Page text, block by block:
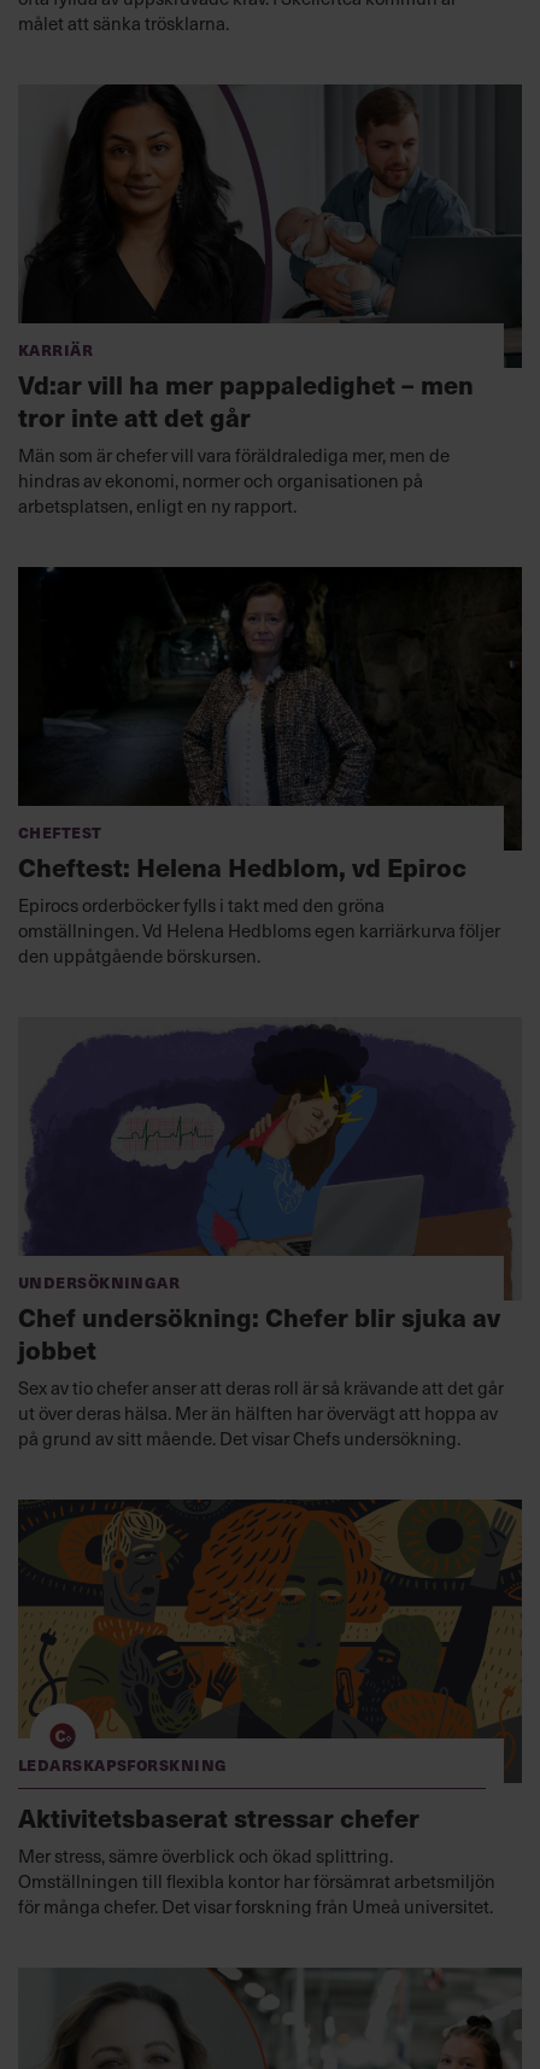
målet att sänka trösklarna.
Karriär
Vd:ar vill ha mer pappaledighet – men
tror inte att det går
Män som är chefer vill vara föräldralediga mer, men de
hindras av ekonomi, normer och organisationen på
arbetsplatsen, enligt en ny rapport.
Cheftest
Cheftest: Helena Hedblom, vd Epiroc
Epirocs orderböcker fylls i takt med den gröna
omställningen. Vd Helena Hedbloms egen karriärkurva följer
den uppåtgående börskursen.
Undersökningar
Chef undersökning: Chefer blir sjuka av
jobbet
Sex av tio chefer anser att deras roll är så krävande att det går
ut över deras hälsa. Mer än hälften har övervägt att hoppa av
på grund av sitt mående. Det visar Chefs undersökning.
Ledarskapsforskning
Aktivitetsbaserat stressar chefer
Mer stress, sämre överblick och ökad splittring.
Omställningen till flexibla kontor har försämrat arbetsmiljön
för många chefer. Det visar forskning från Umeå universitet.